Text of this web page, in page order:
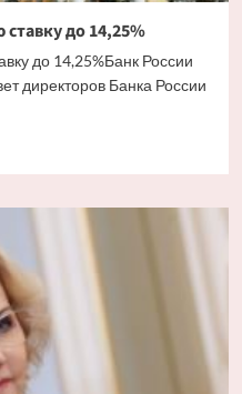
до 14,25%
до 14,25%Банк России
директоров Банка России